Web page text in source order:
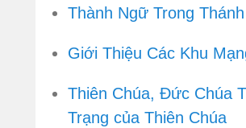
Thành Ngữ Trong
Giới Thiệu Các Khu
Thiên Chúa, Đức Chúa
Trạng của Thiên Chúa